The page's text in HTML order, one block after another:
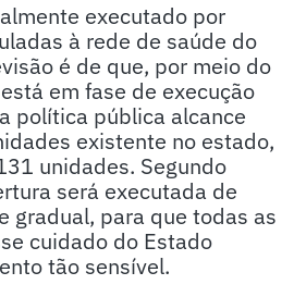
executado por
à rede de saúde do
é de que, por meio do
em fase de execução
política pública alcance
existente no estado,
unidades. Segundo
será executada de
gradual, para que todas as
cuidado do Estado
tão sensível.